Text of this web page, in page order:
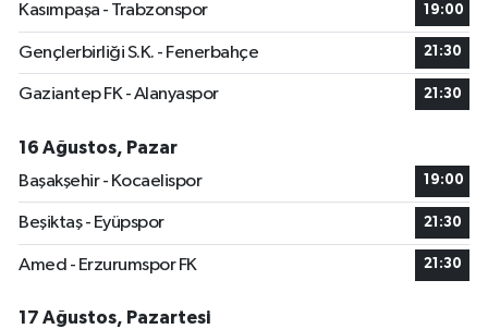
Kasımpaşa - Trabzonspor 19:00
Gençlerbirliği S.K. - Fenerbahçe 21:30
Gaziantep FK - Alanyaspor 21:30
16 Ağustos, Pazar
Başakşehir - Kocaelispor
19:00
Beşiktaş - Eyüpspor 21:30
Amed - Erzurumspor FK 21:30
17 Ağustos, Pazartesi